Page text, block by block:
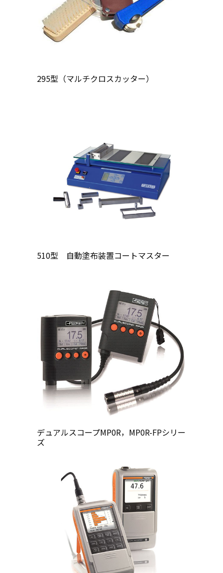
295型（マルチクロスカッター）
510型 自動塗布装置コートマスター
デュアルスコープMP0R，MP0R-FPシリー
ズ